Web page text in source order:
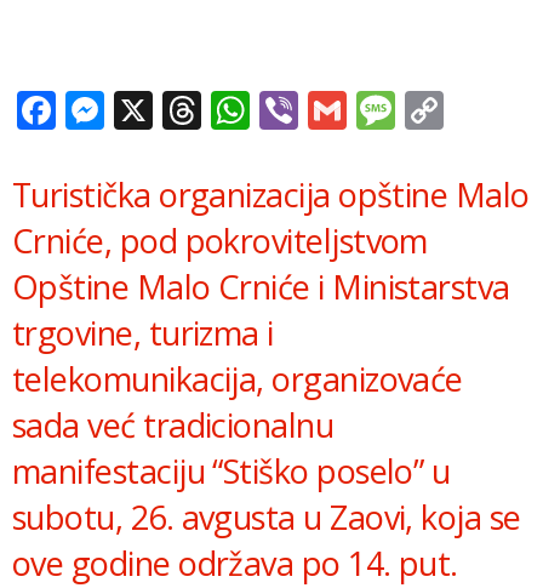
Facebook
Messenger
X Threads
WhatsApp
ViberGmail
Turistička organizacija opštine Malo
Crniće, pod pokroviteljstvom
Opštine Malo Crniće i Ministarstva
trgovine, turizma i
telekomunikacija, organizovaće
sada već tradicionalnu
manifestaciju “Stiško poselo” u
subotu, 26. avgusta u Zaovi, koja se
ove godine održava po 14. put.